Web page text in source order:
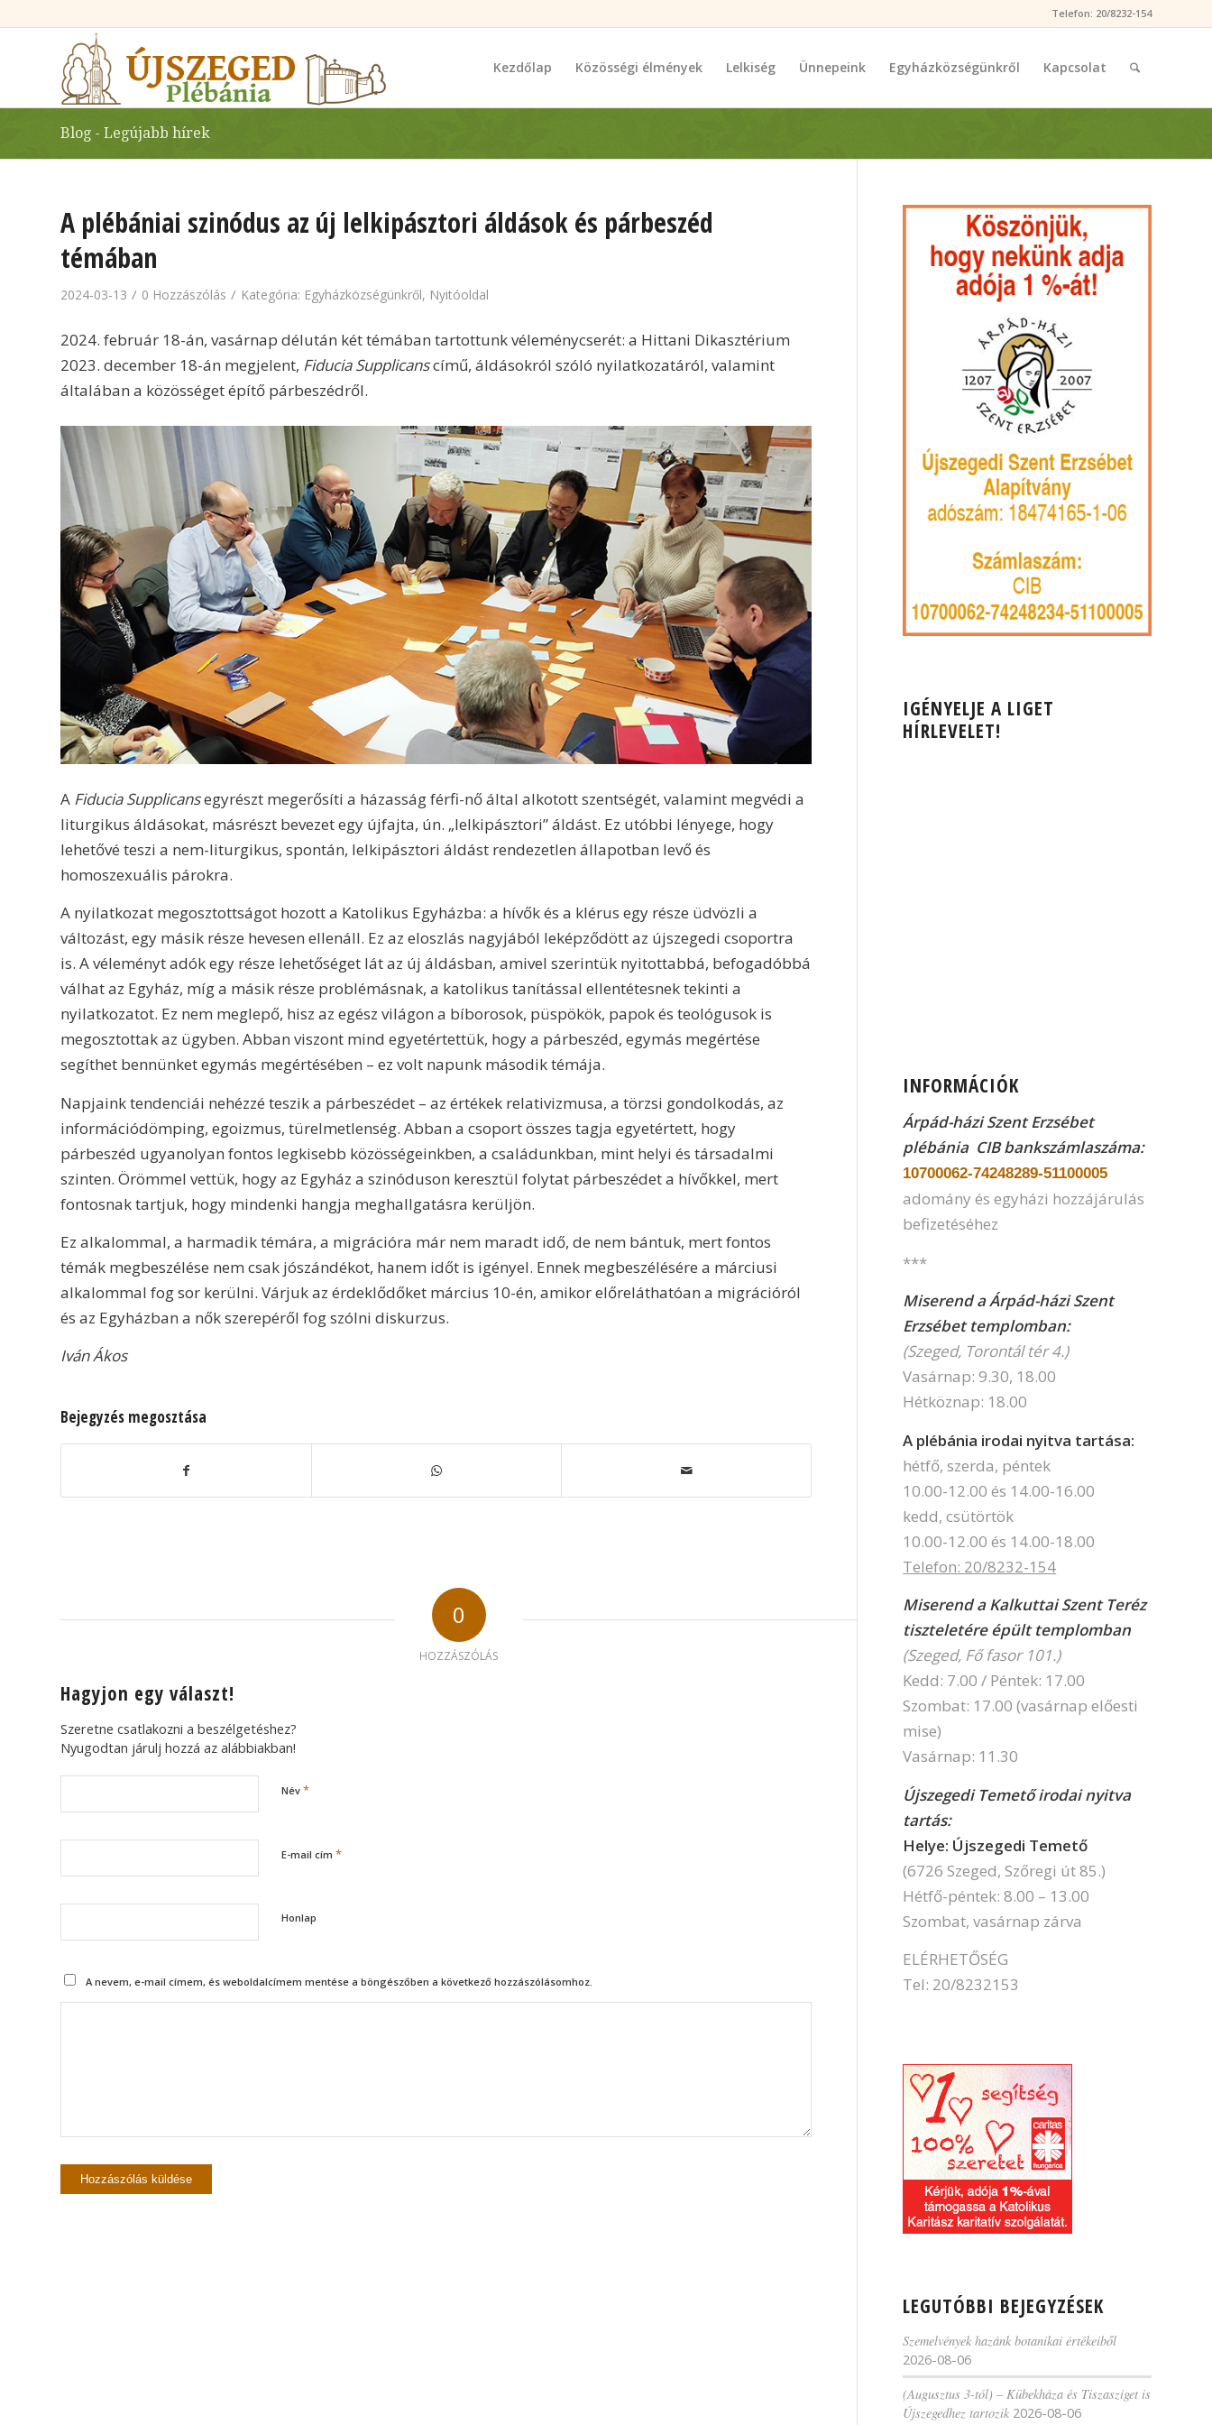
Telefon: 20/8232-154
Kezdőlap Közösségi élmények Lelkiség Ünnepeink Egyházközségünkről Kapcsolat
Blog - Legújabb hírek
A plébániai szinódus az új lelkipásztori áldások és párbeszéd
témában
2024-03-13 / 0 Hozzászólás / Kategória: Egyházközségünkről, Nyitóoldal
2024. február 18-án, vasárnap délután két témában tartottunk véleménycserét: a Hittani Dikasztérium
2023. december 18-án megjelent, Fiducia Supplicanscímű, áldásokról szóló nyilatkozatáról, valamint
általában a közösséget építő párbeszédről.
A Fiducia Supplicansegyrészt megerősíti a házasság férfi-nő által alkotott szentségét, valamint megvédi a
liturgikus áldásokat, másrészt bevezet egy újfajta, ún. „lelkipásztori” áldást. Ez utóbbi lényege, hogy
lehetővé teszi a nem-liturgikus, spontán, lelkipásztori áldást rendezetlen állapotban levő és
homoszexuális párokra.
A nyilatkozat megosztottságot hozott a Katolikus Egyházba: a hívők és a klérus egy része üdvözli a
változást, egy másik része hevesen ellenáll. Ez az eloszlás nagyjából leképződött az újszegedi csoportra
is. A véleményt adók egy része lehetőséget lát az új áldásban, amivel szerintük nyitottabbá, befogadóbbá
válhat az Egyház, míg a másik része problémásnak, a katolikus tanítással ellentétesnek tekinti a
nyilatkozatot. Ez nem meglepő, hisz az egész világon a bíborosok, püspökök, papok és teológusok is
megosztottak az ügyben. Abban viszont mind egyetértettük, hogy a párbeszéd, egymás megértése
segíthet bennünket egymás megértésében – ez volt napunk második témája.
Napjaink tendenciái nehézzé teszik a párbeszédet – az értékek relativizmusa, a törzsi gondolkodás, az
információdömping, egoizmus, türelmetlenség. Abban a csoport összes tagja egyetértett, hogy
párbeszéd ugyanolyan fontos legkisebb közösségeinkben, a családunkban, mint helyi és társadalmi
szinten. Örömmel vettük, hogy az Egyház a szinóduson keresztül folytat párbeszédet a hívőkkel, mert
fontosnak tartjuk, hogy mindenki hangja meghallgatásra kerüljön.
Ez alkalommal, a harmadik témára, a migrációra már nem maradt idő, de nem bántuk, mert fontos
témák megbeszélése nem csak jószándékot, hanem időt is igényel. Ennek megbeszélésére a márciusi
alkalommal fog sor kerülni. Várjuk az érdeklődőket március 10-én, amikor előreláthatóan a migrációról
és az Egyházban a nők szerepéről fog szólni diskurzus.
Iván Ákos
Bejegyzés megosztása
0
HOZZÁSZÓLÁS
Hagyjon egy választ!
Szeretne csatlakozni a beszélgetéshez?
Nyugodtan járulj hozzá az alábbiakban!
Név *
E-mail cím *
Honlap
A nevem, e-mail címem, és weboldalcímem mentése a böngészőben a következő hozzászólásomhoz.
IGÉNYELJE A LIGET
HÍRLEVELET!
INFORMÁCIÓK
Árpád-házi Szent Erzsébet
plébánia CIBbankszámlaszáma:
10700062-74248289-51100005
adomány és egyházi hozzájárulás
befizetéséhez
***
Miserend a Árpád-házi Szent
Erzsébet templomban:
(Szeged, Torontál tér 4.)
Vasárnap: 9.30, 18.00
Hétköznap: 18.00
A plébánia irodai nyitva tartása:
hétfő, szerda, péntek
10.00-12.00 és 14.00-16.00
kedd, csütörtök
10.00-12.00 és 14.00-18.00
Telefon: 20/8232-154
Miserend a Kalkuttai Szent Teréz
tiszteletére épült templomban
(Szeged, Fő fasor 101.)
Kedd: 7.00 / Péntek: 17.00
Szombat: 17.00 (vasárnap előesti
mise)
Vasárnap: 11.30
Újszegedi Temető irodai nyitva
tartás:
Helye: Újszegedi Temető
(6726 Szeged, Szőregi út 85.)
Hétfő-péntek: 8.00 – 13.00
Szombat, vasárnap zárva
ELÉRHETŐSÉG
Tel: 20/8232153
LEGUTÓBBI BEJEGYZÉSEK
Szemelvények hazánk botanikai értékeiből
2026-08-06
(Augusztus 3-tól) – Kübekháza és Tiszasziget is
Újszegedhez tartozik 2026-08-06